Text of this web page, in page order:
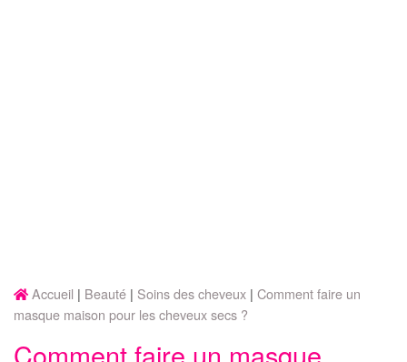
Accueil Beauté Soins des cheveux Comment faire un
masque maison pour les cheveux secs ?
Comment faire un masque